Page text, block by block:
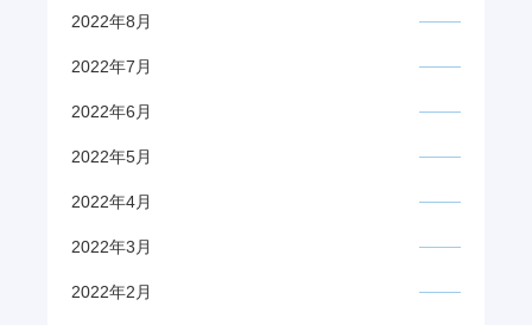
2022年8月
2022年7月
2022年6月
2022年5月
2022年4月
2022年3月
2022年2月